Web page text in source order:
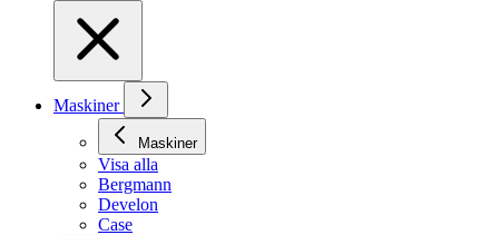
Maskiner
Maskiner
Visa alla
Bergmann
Develon
Case